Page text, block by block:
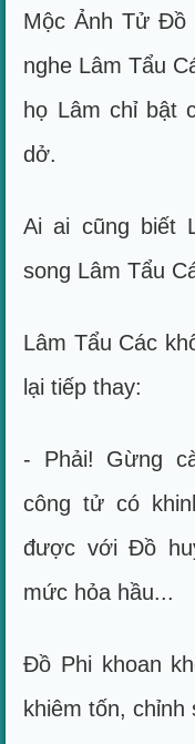
Mộc Ảnh Tử Đồ
nghe Lâm Tẩu
họ Lâm chỉ bật
dở.
Ai ai cũng biết
song Lâm Tẩu
Lâm Tẩu Các
lại tiếp thay:
- Phải! Gừng
công tử có
được với Đồ
mức hỏa hầu...
Đồ Phi khoan
khiêm tốn, chỉnh